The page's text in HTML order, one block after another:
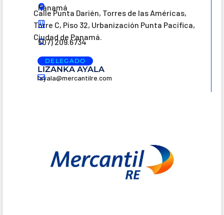
Panamá
Calle Punta Darién, Torres de las Américas,
Torre C, Piso 32, Urbanización Punta Pacífica,
Ciudad de Panamá.
507) 209.6734
DELEGADO
LIZANKA AYALA
layala@mercantilre.com